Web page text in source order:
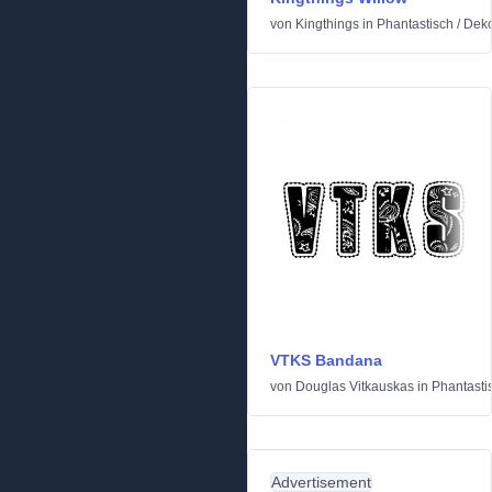
von Kingthings in Phantastisch /
VTKS Bandana
von Douglas Vitkauskas in
Advertisement